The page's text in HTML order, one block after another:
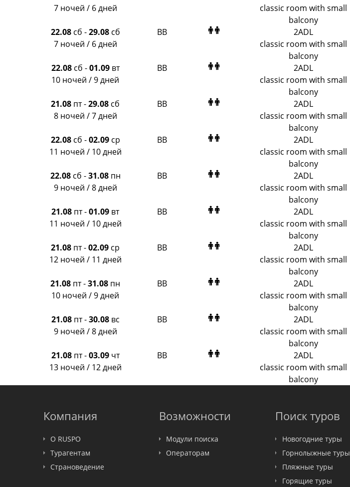
FUN&SUN ex TUI
LOTI
Russian Express
Travelata
7 ночей / 6 дней
classic room with small
balcony
22.08 сб -29.08 сб
7 ночей / 6 дней
BB
2ADL
classic room with small
balcony
22.08 сб -01.09 вт
10 ночей / 9 дней
BB
2ADL
classic room with small
balcony
21.08 пт-29.08 сб
8 ночей / 7 дней
BB
2ADL
classic room with small
balcony
22.08 сб -02.09 ср
11 ночей / 10 дней
BB
2ADL
classic room with small
balcony
22.08 сб -31.08 пн
9 ночей / 8 дней
BB
2ADL
classic room with small
balcony
21.08 пт-01.09 вт
11 ночей / 10 дней
BB
2ADL
classic room with small
balcony
21.08 пт-02.09 ср
12 ночей / 11 дней
BB
2ADL
classic room with small
balcony
21.08 пт-31.08 пн
10 ночей / 9 дней
BB
2ADL
classic room with small
balcony
21.08 пт-30.08 вс
9 ночей / 8 дней
BB
2ADL
classic room with small
balcony
21.08 пт-03.09 чт
13 ночей / 12 дней
BB
2ADL
classic room with small
balcony
Компания
О RUSPO
Турагентам
Страноведение
Возможности
Модули поиска
Операторам
Поиск туров
Новогодние туры
Горнолыжные туры
Пляжные туры
Горящие туры